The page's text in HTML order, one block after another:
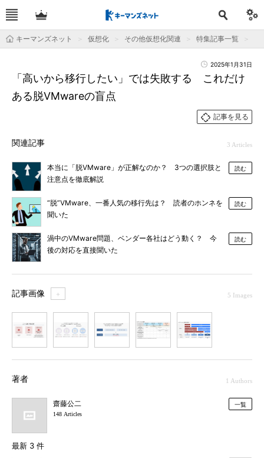
キーマンズネット 仮想化 その他仮想化関連 特集記事一覧
2025年1月31日
「高いから移行したい」では失敗する これだけ
ある脱VMwareの盲点
記事を見る
関連記事 3 Articles
本当に「脱VMware」が正解なのか？ 3つの選択肢と
注意点を徹底解説
読む
“脱”VMware、一番人気の移行先は？ 読者のホンネを
聞いた
読む
渦中のVMware問題、ベンダー各社はどう動く？ 今
後の対応を直接聞いた
読む
記事画像 ＋ 5 Images
著者 1 Authors
齋藤公二
148 Articles
一覧
最新 3 件